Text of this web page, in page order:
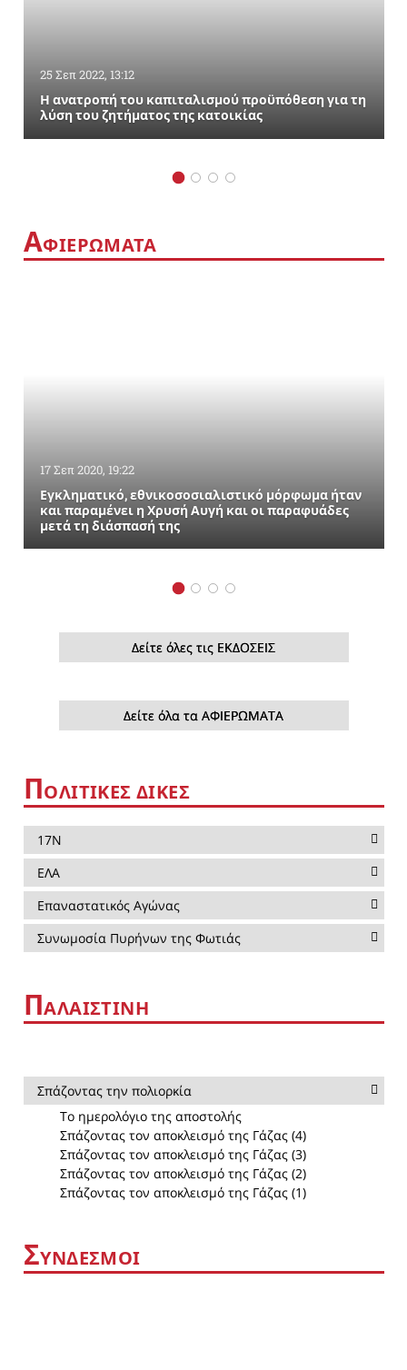
25 Σεπ 2022, 13:12
Η ανατροπή του καπιταλισμού προϋπόθεση για τη
λύση του ζητήματος της κατοικίας
ΑΦΙΕΡΩΜΑΤΑ
17 Σεπ 2020, 19:22
Εγκληματικό, εθνικοσοσιαλιστικό μόρφωμα ήταν
και παραμένει η Χρυσή Αυγή και οι παραφυάδες
μετά τη διάσπασή της
Δείτε όλες τις ΕΚΔΟΣΕΙΣ
Δείτε όλα τα ΑΦΙΕΡΩΜΑΤΑ
ΠΟΛΙΤΙΚΕΣ ΔΙΚΕΣ
17Ν
ΕΛΑ
Επαναστατικός Αγώνας
Συνωμοσία Πυρήνων της Φωτιάς
ΠΑΛΑΙΣΤΙΝΗ
Σπάζοντας την πολιορκία
Το ημερολόγιο της αποστολής
Σπάζοντας τον αποκλεισμό της Γάζας (4)
Σπάζοντας τον αποκλεισμό της Γάζας (3)
Σπάζοντας τον αποκλεισμό της Γάζας (2)
Σπάζοντας τον αποκλεισμό της Γάζας (1)
ΣΥΝΔΕΣΜΟΙ